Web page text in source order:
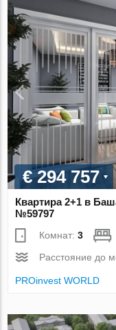
€ 294 757
Квартира 2+1 в
№59797
Комнат:3
Расстояние до
PROinvest WORLD